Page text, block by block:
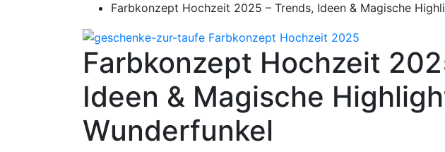
Farbkonzept Hochzeit 2025 – Trends, Ideen & Magische
Farbkonzept Hochzeit
Ideen & Magische
Wunderfunkel